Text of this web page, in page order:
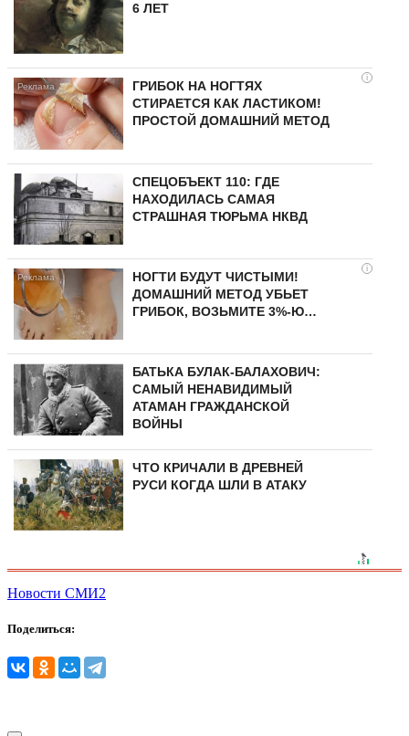
6 ЛЕТ
i
ГРИБОК НА НОГТЯХ
СТИРАЕТСЯ КАК ЛАСТИКОМ!
ПРОСТОЙ ДОМАШНИЙ МЕТОД
СПЕЦОБЪЕКТ 110: ГДЕ
НАХОДИЛАСЬ САМАЯ
СТРАШНАЯ ТЮРЬМА НКВД
i
НОГТИ БУДУТ ЧИСТЫМИ!
ДОМАШНИЙ МЕТОД УБЬЕТ
ГРИБОК, ВОЗЬМИТЕ 3%-Ю…
БАТЬКА БУЛАК-БАЛАХОВИЧ:
САМЫЙ НЕНАВИДИМЫЙ
АТАМАН ГРАЖДАНСКОЙ
ВОЙНЫ
ЧТО КРИЧАЛИ В ДРЕВНЕЙ
РУСИ КОГДА ШЛИ В АТАКУ
Новости СМИ2
Поделиться: